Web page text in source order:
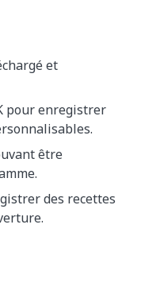
et
pour enregistrer
être
des recettes